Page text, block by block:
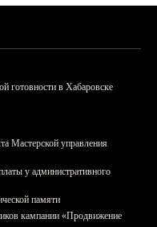
готовности в Хабаровске
Мастерской управления
у административного
памяти
кампании «Продвижение